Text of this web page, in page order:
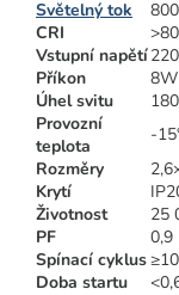
Světelný tok
CRI
>80
Vstupní napětí
Příkon
8W
Úhel svitu
Provozní
teplota
-
Rozměry
Krytí
Životnost
25
PF
0,9
Spínací cyklus
Doba startu